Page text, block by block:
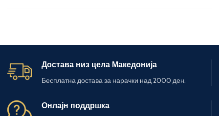
Достава низ цела Македонија
Бесплатна достава за нарачки над 2000 ден.
Онлајн поддршка